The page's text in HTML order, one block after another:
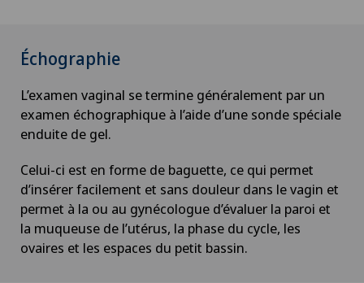
Échographie
L’examen vaginal se termine généralement par un
examen échographique à l’aide d’une sonde spéciale
enduite de gel.
Celui-ci est en forme de baguette, ce qui permet
d’insérer facilement et sans douleur dans le vagin et
permet à la ou au gynécologue d’évaluer la paroi et
la muqueuse de l’utérus, la phase du cycle, les
ovaires et les espaces du petit bassin.